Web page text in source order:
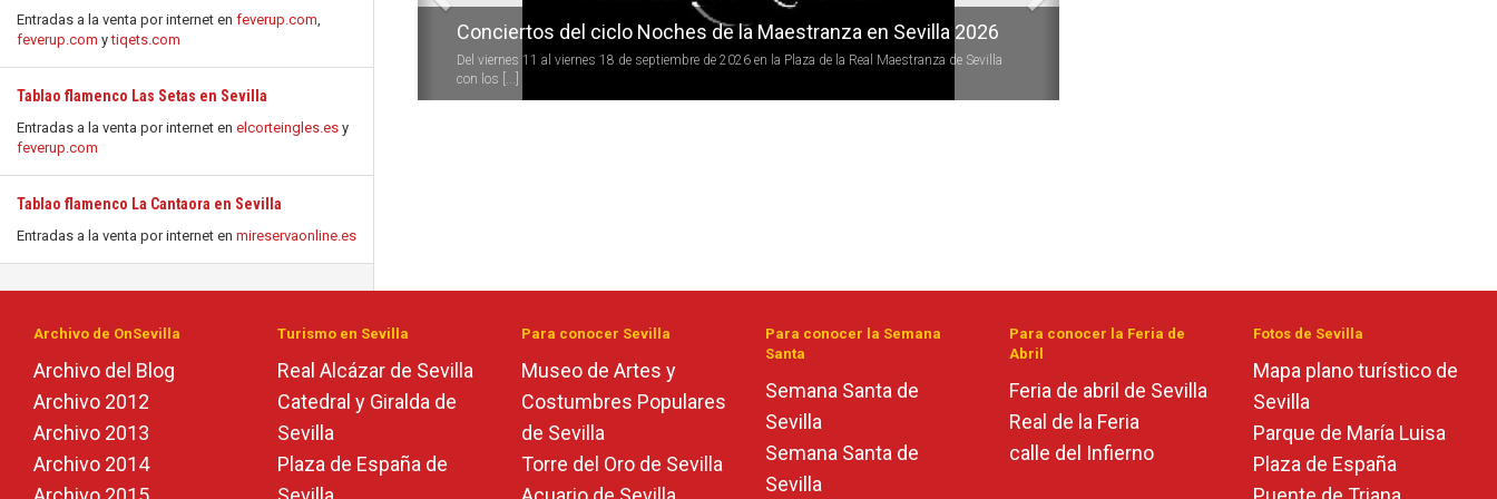
Entradas a la venta por internet en feverup.com,
feverup.com ytiqets.com
Tablao flamenco Las Setas en Sevilla
Entradas a la venta por internet en elcorteingles.es y
feverup.com
Tablao flamenco La Cantaora en Sevilla
Entradas a la venta por internet en mireservaonline.es
Conciertos del ciclo Noches de la Maestranza en Sevilla 2026
Del viernes 11 al viernes 18 de septiembre de 2026 en la Plaza de la Real Maestranza de Sevilla
con los [...]
Archivo de OnSevilla
Archivo del Blog
Archivo 2012
Archivo 2013
Archivo 2014
Turismo en Sevilla
Real Alcázar de Sevilla
Catedral y Giralda de
Sevilla
Plaza de España de
Para conocer Sevilla
Museo de Artes y
Costumbres Populares
de Sevilla
Torre del Oro de Sevilla
Para conocer la Semana
Santa
Semana Santa de
Sevilla
Semana Santa de
Sevilla
Para conocer la Feria de
Abril
Feria de abril de Sevilla
Real de la Feria
calle del Infierno
Fotos de Sevilla
Mapa plano turístico de
Sevilla
Parque de María Luisa
Plaza de España